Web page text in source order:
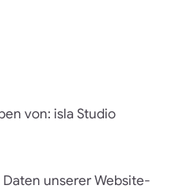
von: isla Studio
unserer Website-